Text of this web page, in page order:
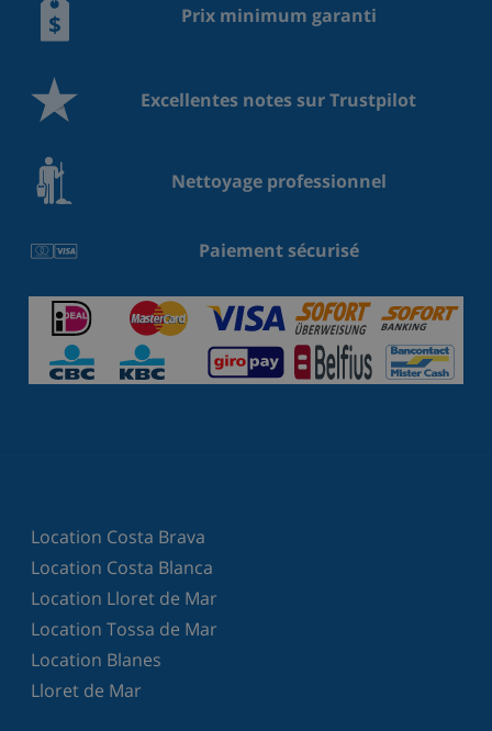
Prix minimum garanti
Excellentes notes sur Trustpilot
Nettoyage professionnel
Paiement sécurisé
Location Costa Brava
Location Costa Blanca
Location Lloret de Mar
Location Tossa de Mar
Location Blanes
Lloret de Mar